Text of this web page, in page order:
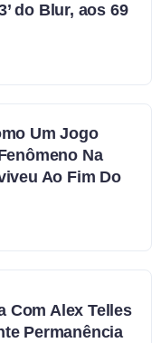
do Blur, aos 69
Um Jogo
Na
Ao Fim Do
Com Alex Telles
Permanência